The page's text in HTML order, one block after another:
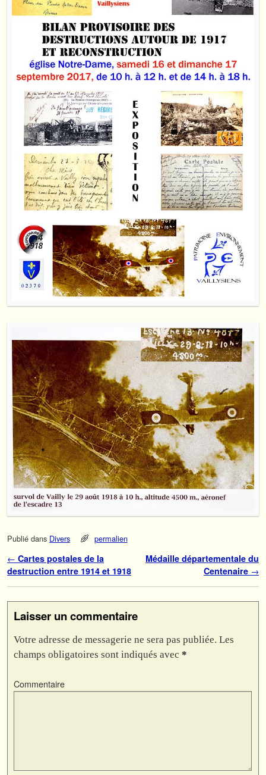
Publié dans Divers permalien
Navigation des articles
← Cartes postales de la
destruction entre 1914 et 1918
Médaille départementale du
Centenaire →
Laisser un commentaire
Votre adresse de messagerie ne sera pas publiée. Les
champs obligatoires sont indiqués avec *
Commentaire